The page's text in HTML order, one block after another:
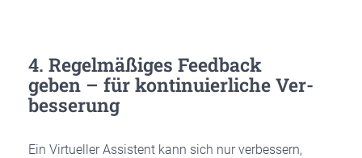
4. Regel­mä­ßi­ges Feed­back
geben – für kon­ti­nu­ier­li­che Ver­
bes­se­rung
Ein Vir­tu­el­ler Assis­tent kann sich nur ver­bes­sern,